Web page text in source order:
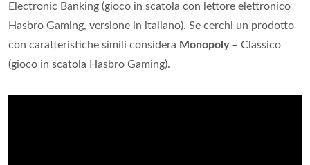
Electronic Banking (gioco in scatola con lettore elettronico
Hasbro Gaming, versione in italiano). Se cerchi un prodotto
con caratteristiche simili considera Monopoly– Classico
(gioco in scatola Hasbro Gaming).